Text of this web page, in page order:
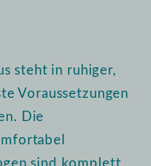
steht in ruhiger,
Voraussetzungen
Die
sind komplett